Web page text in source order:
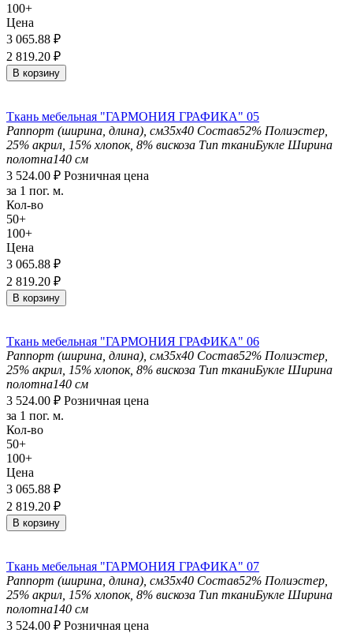
100+
Цена
3 065.88 ₽
2 819.20 ₽
В корзину
Ткань мебельная "ГАРМОНИЯ ГРАФИКА" 05
Раппорт (ширина, длина), см35х40 Состав52% Полиэстер,
25% акрил, 15% хлопок, 8% вискоза Тип тканиБукле Ширина
полотна140 см
3 524.00 ₽ Розничная цена
за 1 пог. м.
Кол-во
50+
100+
Цена
3 065.88 ₽
2 819.20 ₽
В корзину
Ткань мебельная "ГАРМОНИЯ ГРАФИКА" 06
Раппорт (ширина, длина), см35х40 Состав52% Полиэстер,
25% акрил, 15% хлопок, 8% вискоза Тип тканиБукле Ширина
полотна140 см
3 524.00 ₽ Розничная цена
за 1 пог. м.
Кол-во
50+
100+
Цена
3 065.88 ₽
2 819.20 ₽
В корзину
Ткань мебельная "ГАРМОНИЯ ГРАФИКА" 07
Раппорт (ширина, длина), см35х40 Состав52% Полиэстер,
25% акрил, 15% хлопок, 8% вискоза Тип тканиБукле Ширина
полотна140 см
3 524.00 ₽ Розничная цена